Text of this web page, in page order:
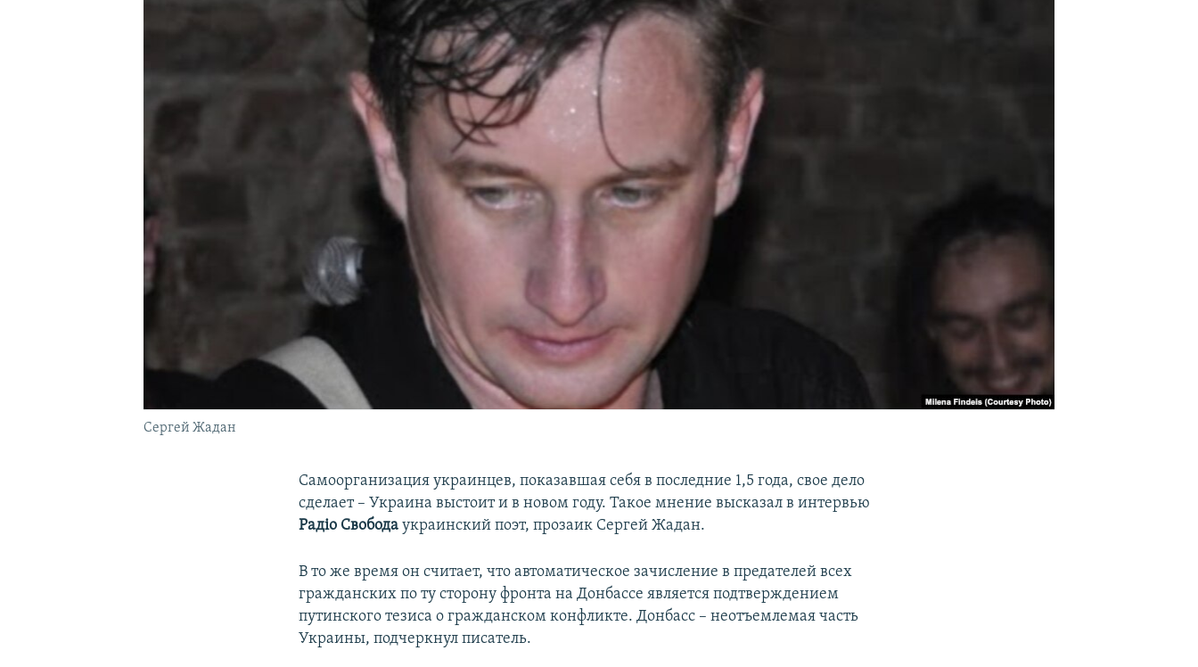
УКРАИНСКАЯ ПРОБЛЕМА КРЫМА
Сергей Жадан
Самоорганизация украинцев, показавшая себя в последние 1,5 года, свое дело
сделает – Украина выстоит и в новом году. Такое мнение высказал в интервью
Радіо Свободаукраинский поэт, прозаик Сергей Жадан.
В то же время он считает, что автоматическое зачисление в предателей всех
гражданских по ту сторону фронта на Донбассе является подтверждением
путинского тезиса о гражданском конфликте. Донбасс – неотъемлемая часть
Украины, подчеркнул писатель.